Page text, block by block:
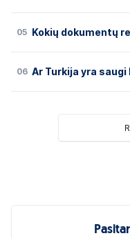
05 Kokių dokumentų
06 Ar Turkija yra